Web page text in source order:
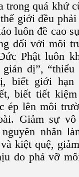
trong quá khứ
giới đều
luôn đề cao
đối với môi
Phật luôn
dị”,
biết giới hạn
biết tiết
ép lên môi
Giảm sự
nhân
kiệt quệ,
do phá vỡ